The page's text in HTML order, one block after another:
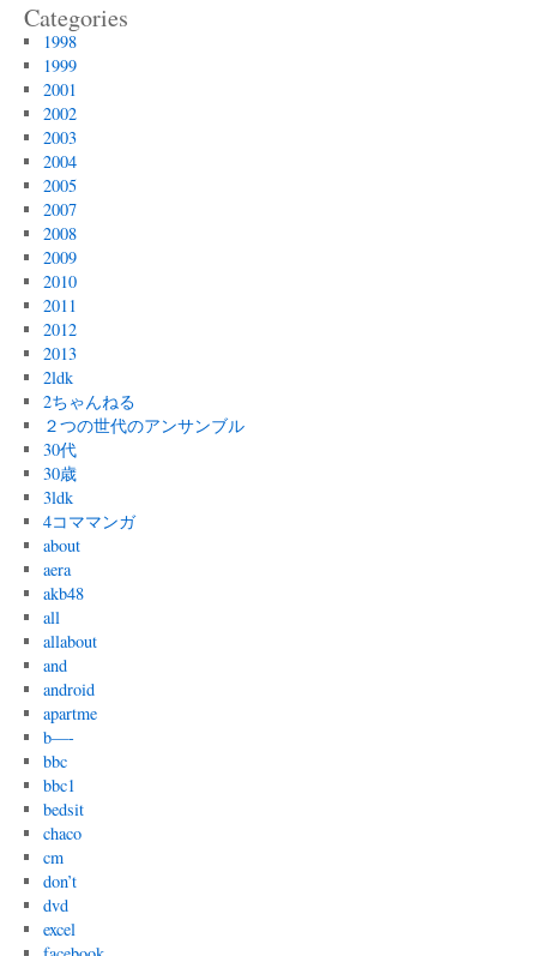
Categories
1998
1999
2001
2002
2003
2004
2005
2007
2008
2009
2010
2011
2012
2013
2ldk
2ちゃんねる
２つの世代のアンサンブル
30代
30歳
3ldk
4コママンガ
about
aera
akb48
all
allabout
and
android
apartme
b—-
bbc
bbc1
bedsit
chaco
cm
don’t
dvd
excel